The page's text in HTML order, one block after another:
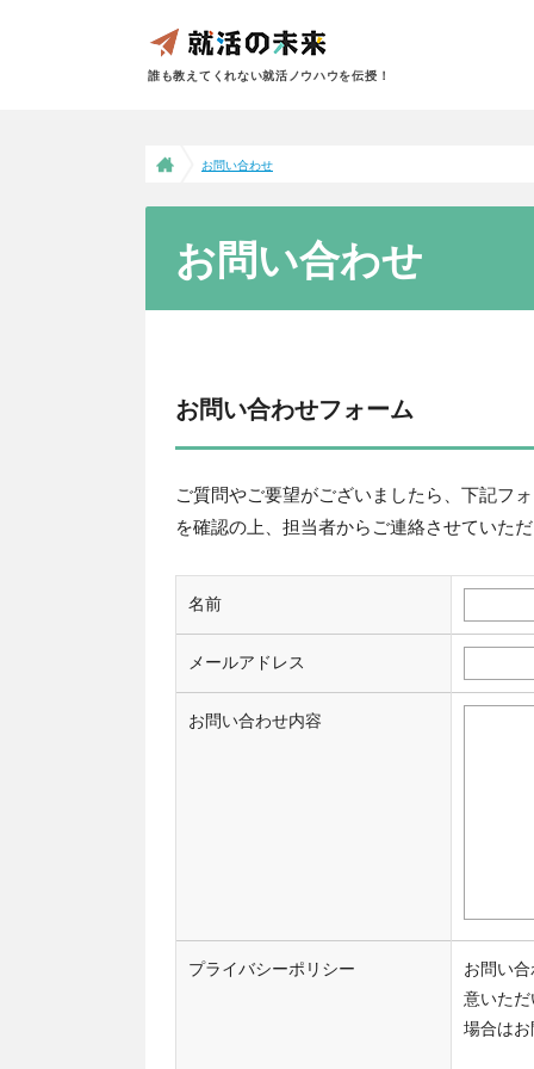
誰も教えてくれない就活ノウハウを伝授！
お問い合わせ
お問い合わせ
お問い合わせフォーム
ご質問やご要望がございましたら、下記フ
を確認の上、担当者からご連絡させていた
名前
メールアドレス
お問い合わせ内容
プライバシーポリシー
お問い
意いた
場合は